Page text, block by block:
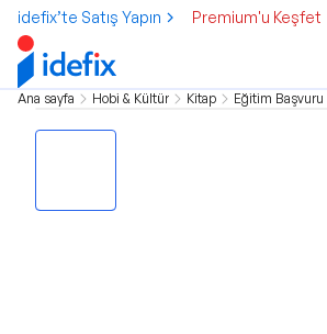
idefix’te Satış Yapın Premium'u Keşfet
Ana sayfa Hobi & Kültür Kitap Eğitim Başvuru